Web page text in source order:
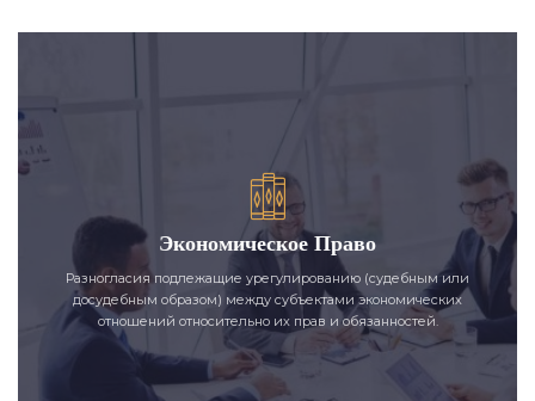
Экономическое Право
Разногласия подлежащие урегулированию (судебным или
досудебным образом) между субъектами экономических
отношений относительно их прав и обязанностей.